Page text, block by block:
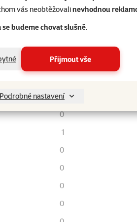
vás neobtěžovalinevhodnou
budeme chovat slušně.
Přijmout vše
Podrobné nastavení
0
0
0
0
0
1
0
0
0
0